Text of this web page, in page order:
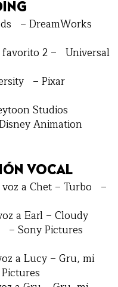
– DreamWorks
favorito 2 – Universal
– Pixar
Studios
Animation
VOCAL
a Chet – Turbo –
a Earl – Cloudy
– Sony Pictures
a Lucy – Gru, mi